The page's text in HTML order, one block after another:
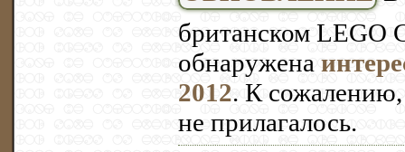
британском LEGO
обнаружена
2012. К
не прилагалось.